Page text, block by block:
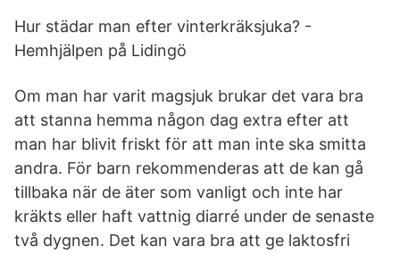
Hur städar man efter vinterkräksjuka? -
Hemhjälpen på Lidingö
Om man har varit magsjuk brukar det vara bra
att stanna hemma någon dag extra efter att
man har blivit friskt för att man inte ska smitta
andra. För barn rekommenderas att de kan gå
tillbaka när de äter som vanligt och inte har
kräkts eller haft vattnig diarré under de senaste
två dygnen. Det kan vara bra att ge laktosfri